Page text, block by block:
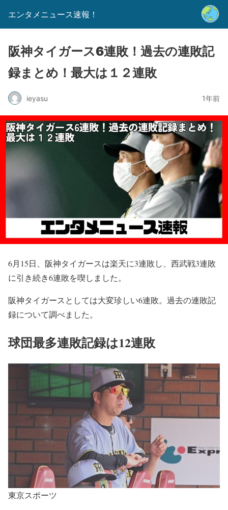
エンタメニュース速報！
阪神タイガース6連敗！過去の連敗記
録まとめ！最大は１２連敗
ieyasu 1年前
6月15日、阪神タイガースは楽天に3連敗し、西武戦3連敗
に引き続き6連敗を喫しました。
阪神タイガースとしては大変珍しい6連敗。過去の連敗記
録について調べました。
球団最多連敗記録は12連敗
東京スポーツ